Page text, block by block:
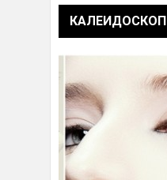
КАЛЕИДОСКОП